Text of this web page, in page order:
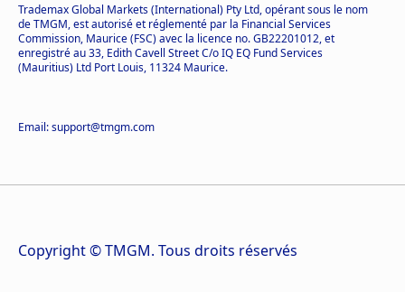
Trademax Global Markets (International) Pty Ltd, opérant sous le nom
de TMGM, est autorisé et réglementé par la Financial Services
Commission, Maurice (FSC) avec la licence no. GB22201012, et
enregistré au 33, Edith Cavell Street C/o IQ EQ Fund Services
(Mauritius) Ltd Port Louis, 11324 Maurice.
Email: support@tmgm.com
Copyright © TMGM. Tous droits réservés